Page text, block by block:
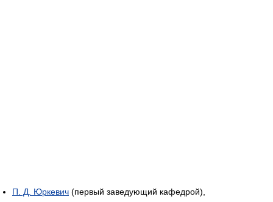
П. Д. Юркевич (первый заведующий кафедрой),